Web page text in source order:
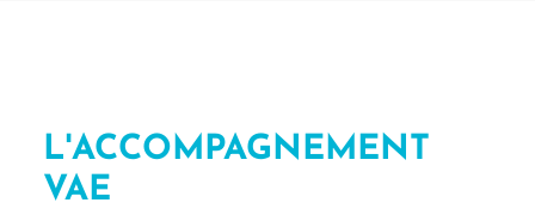
L'ACCOMPAGNEMENT
VAE